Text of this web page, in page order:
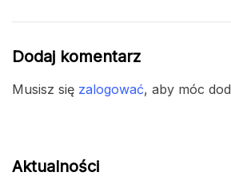
Dodaj komentarz
Musisz się zalogować, aby móc
Aktualności